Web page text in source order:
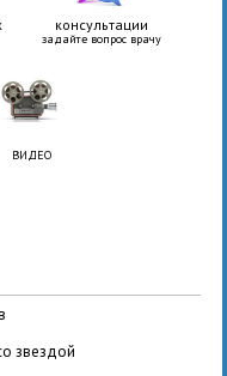
консультации
задайте вопрос врачу
ВИДЕО
звездой